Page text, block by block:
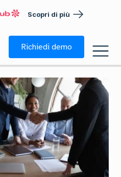
Scopri di più
Richiedi demo